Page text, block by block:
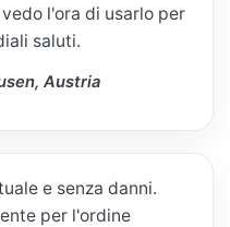
l'ora di usarlo per
saluti.
Austria
e senza danni.
per l'ordine